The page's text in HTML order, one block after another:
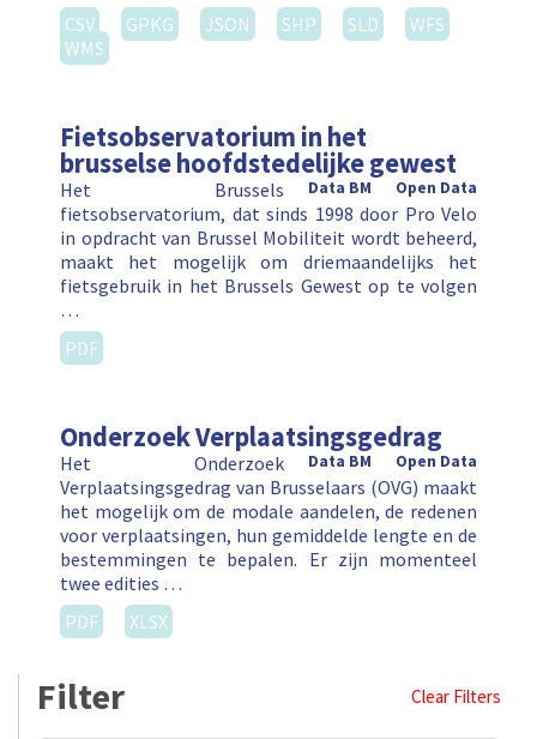
CSV
GPKG JSON SHP SLD
WFS
WMS
Fietsobservatorium in het
brusselse hoofdstedelijke gewest
Open Data
Data BM
Het Brussels
fietsobservatorium, dat sinds 1998 door Pro Velo
in opdracht van Brussel Mobiliteit wordt beheerd,
maakt het mogelijk om driemaandelijks het
fietsgebruik in het Brussels Gewest op te volgen
…
PDF
Onderzoek Verplaatsingsgedrag
Open Data
Data BM
Het Onderzoek
Verplaatsingsgedrag van Brusselaars (OVG) maakt
het mogelijk om de modale aandelen, de redenen
voor verplaatsingen, hun gemiddelde lengte en de
bestemmingen te bepalen. Er zijn momenteel
twee edities …
PDF
XLSX
Filter Clear Filters